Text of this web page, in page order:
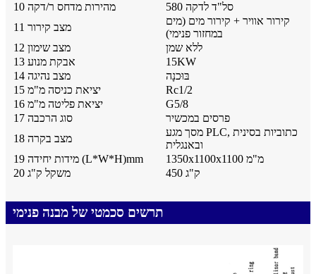
10 מהירות מדחס ר/דקה
580 סל"ד לדקה
11 מצב קירור
קירור אוויר + קירור מים (מים
במחזור פנימי)
12 מצב שימון
ללא שמן
13 אבקת מנוע
15KW
14 מצב נהיגה
בּוּכנָה
15 יציאת כניסה מ"מ
Rc1/2
16 יציאת פליטה מ"מ
G5/8
17 סוג הרכבה
פרסים במכשיר
18 מצב בקרה
מסך מגע PLC, כתוביות בסינית
ובאנגלית
19 מידות יחידה (L*W*H)mm
1350x1100x1100 מ"מ
20 משקל ק"ג
450 ק"ג
תרשים סכמטי של מבנה פנימי